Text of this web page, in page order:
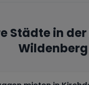
Städte in der
Wildenberg